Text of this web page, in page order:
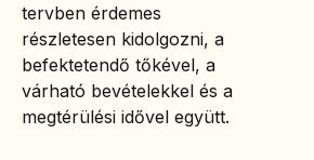
tervben érdemes
részletesen kidolgozni, a
befektetendő tőkével, a
várható bevételekkel és a
megtérülési idővel együtt.